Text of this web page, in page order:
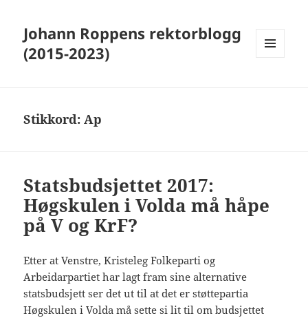
Johann Roppens rektorblogg
(2015-2023)
Stikkord:Ap
Statsbudsjettet 2017:
Høgskulen i Volda må håpe
på V og KrF?
Etter at Venstre, Kristeleg Folkeparti og
Arbeidarpartiet har lagt fram sine alternative
statsbudsjett ser det ut til at det er støttepartia
Høgskulen i Volda må sette si lit til om budsjettet